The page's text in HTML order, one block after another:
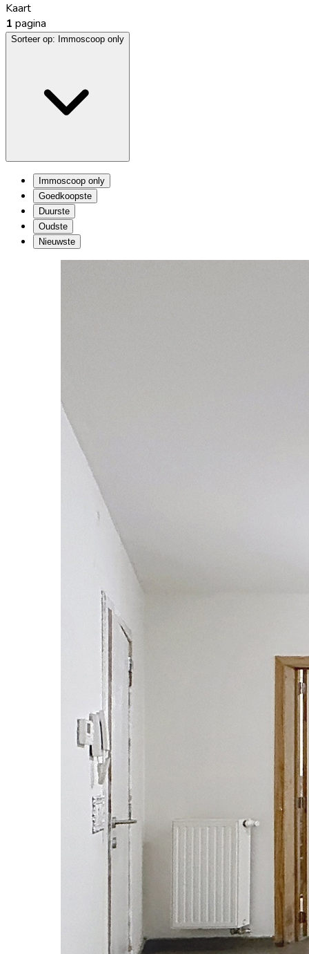
Kaart
1 pagina
Sorteer op: Immoscoop only
Immoscoop only
Goedkoopste
Duurste
Oudste
Nieuwste